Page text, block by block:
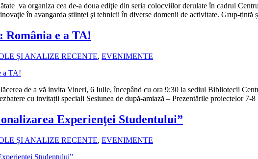
va organiza cea de-a doua ediţie din seria colocviilor derulate în cadrul
în avangarda științei şi tehnicii în diverse domenii de activitate. Grup-
România e a TA!
ȘI ANALIZE RECENTE, EVENIMENTE
de a vă invita Vineri, 6 Iulie, începând cu ora 9:30 la sediul Bibliotecii
cu invitații speciali Sesiunea de după-amiază – Prezentările proiectelor
Experienţei Studentului”
ȘI ANALIZE RECENTE, EVENIMENTE